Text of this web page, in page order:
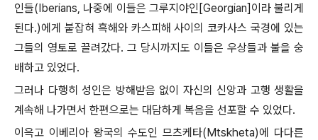
인들(Iberians, 나중에 이들은 그루지야인[Georgian]이라 불리게
된다.)에게 붙잡혀 흑해와 카스피해 사이의 코카사스 국경에 있는
그들의 영토로 끌려갔다. 그 당시까지도 이들은 우상들과 불을 숭
배하고 있었다.
그러나 다행히 성인은 방해받음 없이 자신의 신앙과 고행 생활을
계속해 나가면서 한편으로는 대담하게 복음을 선포할 수 있었다.
이윽고 이베리아 왕국의 수도인 므츠케타(Mtskheta)에 다다른